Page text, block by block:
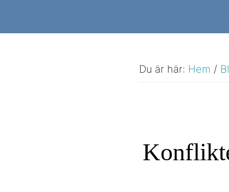
Du är här: Hem /